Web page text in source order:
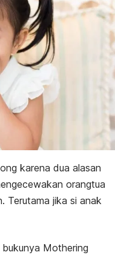
karena dua alasan
orangtua
Terutama jika si anak
Mothering